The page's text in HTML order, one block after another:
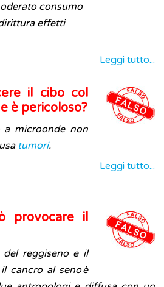
consumo
effetti
Leggi tutto...
il cibo col
è pericoloso?
microonde non
tumori.
Leggi tutto...
provocare il
del reggiseno e il
cancro al seno è